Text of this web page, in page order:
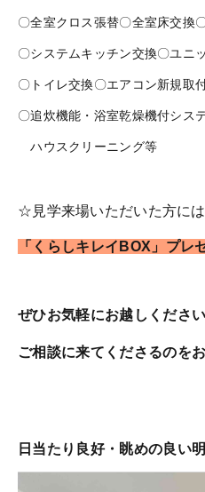
〇全室クロス張替〇全室床交換
〇システムキッチン交換〇ユニ
〇トイレ交換〇エアコン新規取
〇追炊機能・浴室乾燥機付シス
ハウスクリーニング等
☆見学来場いただいた方に
「くらしキレイBOX」プレ
ぜひお気軽にお越しください
ご相談に来てくださるのを
日当たり良好・眺めの良い